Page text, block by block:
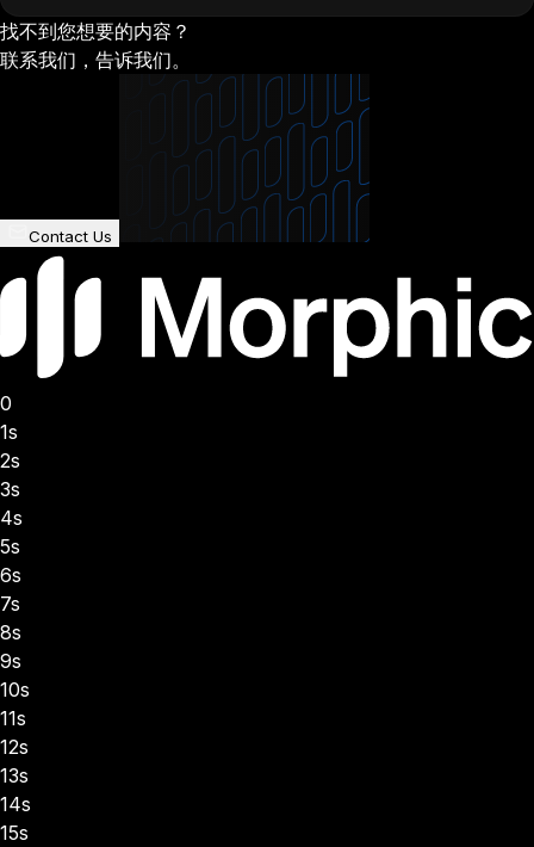
找不到您想要的内容？
联系我们，告诉我们。
Contact Us
0
1s
2s
3s
4s
5s
6s
7s
8s
9s
10s
11s
12s
13s
14s
15s